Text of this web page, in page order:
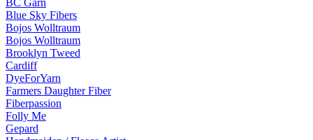
BC Garn
Blue Sky Fibers
Bojos Wolltraum
Bojos Wolltraum
Brooklyn Tweed
Cardiff
DyeForYarn
Farmers Daughter Fiber
Fiberpassion
Folly Me
Gepard